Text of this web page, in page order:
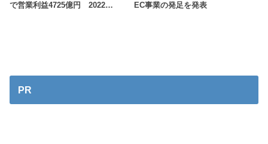
で営業利益4725億円 2022…
EC事業の発足を発表
PR